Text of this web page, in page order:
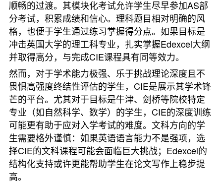
顺畅的过渡。其模块化考试允许学生尽早参加AS部
分考试，积累成绩和信心。理科题目相对明确的风
格，也便于学生通过练习掌握得分点。如果目标是
冲击英国大学的理工科专业，扎实掌握Edexcel大纲
并取得高分，与完成CIE课程具有同等效力。
然而，对于学术能力极强、乐于挑战理论深度且不
畏惧高强度终结性评估的学生，CIE是展示其学术锋
芒的平台。尤其对于目标是牛津、剑桥等院校特定
专业（如自然科学、数学）的学生，CIE的深度训练
可能更有助于应对入学考试的难度。文科方向的学
生需要格外谨慎：如果英语语言能力不是强项，选
择CIE的文科课程可能会面临巨大挑战；Edexcel的
结构化支持或许更能帮助学生在论文写作上稳步提
高。